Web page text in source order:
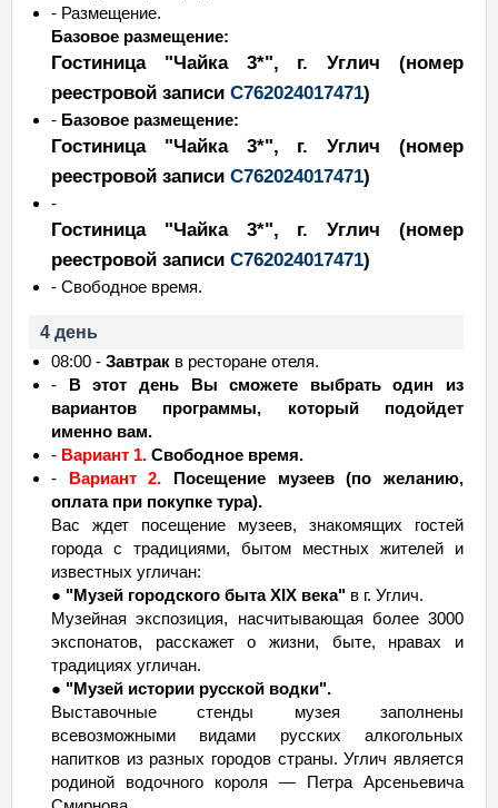
- Размещение.
Базовое размещение:
Гостиница "Чайка 3*", г. Углич(номер
реестровой записи С762024017471)
- Базовое размещение:
Гостиница "Чайка 3*", г. Углич(номер
реестровой записи С762024017471)
-
Гостиница "Чайка 3*", г. Углич(номер
реестровой записи С762024017471)
- Свободное время.
4 день
08:00 - Завтрак в ресторане отеля.
- В этот день Вы сможете выбрать один из
вариантов программы, который подойдет
именно вам.
- Вариант 1. Свободное время.
- Вариант 2.
Посещение музеев (по желанию,
оплата при покупке тура).
Вас ждет посещение музеев, знакомящих гостей
города с традициями, бытом местных жителей и
известных угличан:
● "Музей городского быта XIX века" в г. Углич.
Музейная экспозиция, насчитывающая более 3000
экспонатов, расскажет о жизни, быте, нравах и
традициях угличан.
● "Музей истории русской водки".
Выставочные стенды музея заполнены
всевозможными видами русских алкогольных
напитков из разных городов страны. Углич является
родиной водочного короля — Петра Арсеньевича